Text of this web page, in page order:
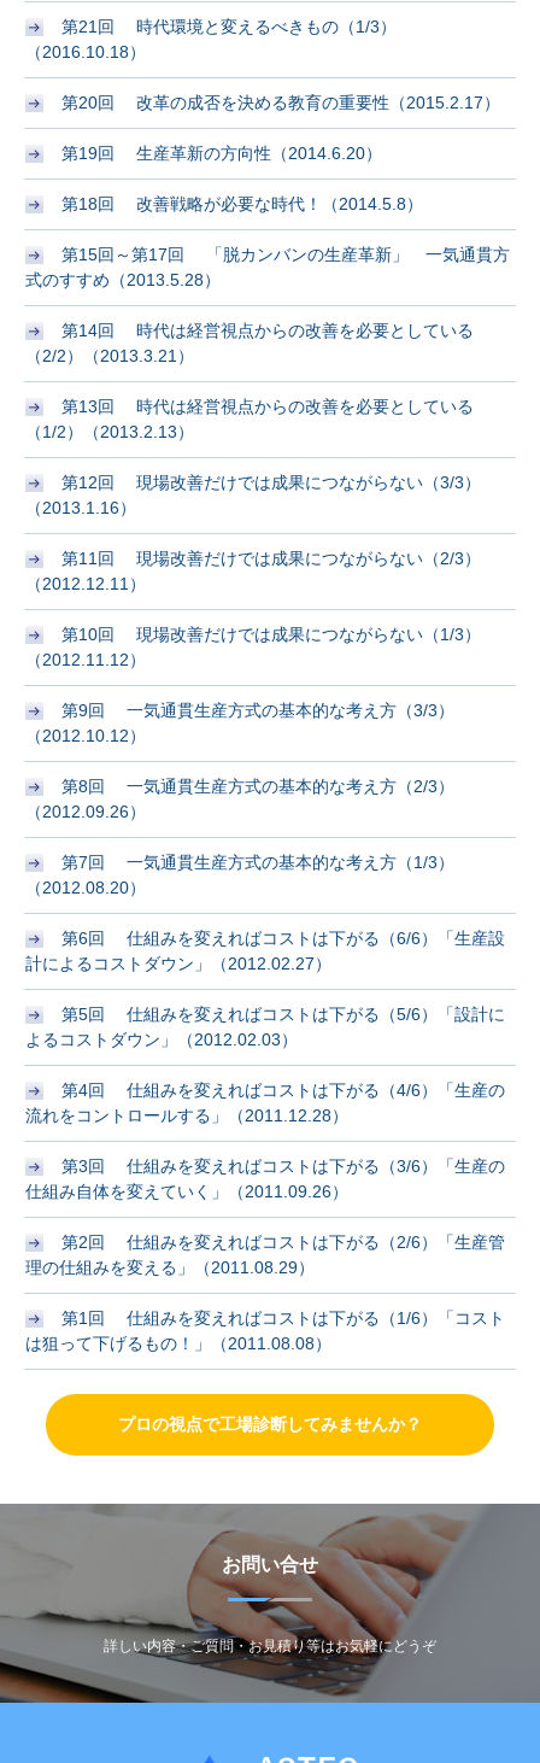
第21回 時代環境と変えるべきもの（1/3）
（2016.10.18）
第20回 改革の成否を決める教育の重要性（2015.2.17）
第19回 生産革新の方向性（2014.6.20）
第18回 改善戦略が必要な時代！（2014.5.8）
第15回～第17回 「脱カンバンの生産革新」 一気通貫方
式のすすめ（2013.5.28）
第14回 時代は経営視点からの改善を必要としている
（2/2）（2013.3.21）
第13回 時代は経営視点からの改善を必要としている
（1/2）（2013.2.13）
第12回 現場改善だけでは成果につながらない（3/3）
（2013.1.16）
第11回 現場改善だけでは成果につながらない（2/3）
（2012.12.11）
第10回 現場改善だけでは成果につながらない（1/3）
（2012.11.12）
第9回 一気通貫生産方式の基本的な考え方（3/3）
（2012.10.12）
第8回 一気通貫生産方式の基本的な考え方（2/3）
（2012.09.26）
第7回 一気通貫生産方式の基本的な考え方（1/3）
（2012.08.20）
第6回 仕組みを変えればコストは下がる（6/6）「生産設
計によるコストダウン」（2012.02.27）
第5回 仕組みを変えればコストは下がる（5/6）「設計に
よるコストダウン」（2012.02.03）
第4回 仕組みを変えればコストは下がる（4/6）「生産の
流れをコントロールする」（2011.12.28）
第3回 仕組みを変えればコストは下がる（3/6）「生産の
仕組み自体を変えていく」（2011.09.26）
第2回 仕組みを変えればコストは下がる（2/6）「生産管
理の仕組みを変える」（2011.08.29）
第1回 仕組みを変えればコストは下がる（1/6）「コスト
は狙って下げるもの！」（2011.08.08）
プロの視点で工場診断してみませんか？
お問い合せ
詳しい内容・ご質問・お見積り等はお気軽にどうぞ